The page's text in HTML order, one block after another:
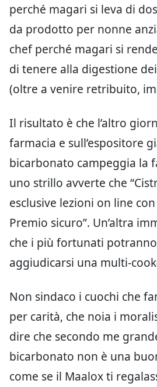
perché magari si leva di
da prodotto per nonne
chef perché magari si
di tenere alla digestione
(oltre a venire retribuito,
Il risultato è che l’altro
farmacia e sull’espositore
bicarbonato campeggia la
uno strillo avverte che
esclusive lezioni on line
Premio sicuro”. Un’altra
che i più fortunati
aggiudicarsi una multi-
Non sindaco i cuochi che
per carità, che noia i
dire che secondo me
bicarbonato non è una
come se il Maalox ti